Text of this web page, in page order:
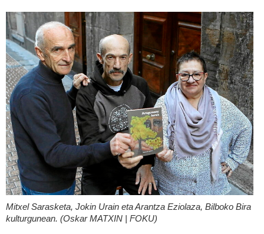
Mitxel Sarasketa, Jokin Urain eta Arantza Eziolaza, Bilboko Bira
kulturgunean. (Oskar MATXIN | FOKU)